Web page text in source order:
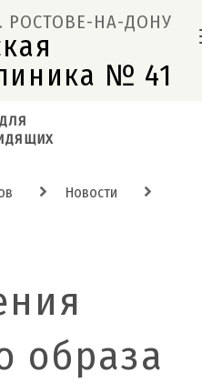
РОСТОВЕ-НА-ДОНУ
№ 41
Новости
образа